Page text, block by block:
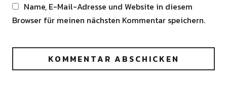
Name, E-Mail-Adresse und Website in diesem
Browser für meinen nächsten Kommentar speichern.